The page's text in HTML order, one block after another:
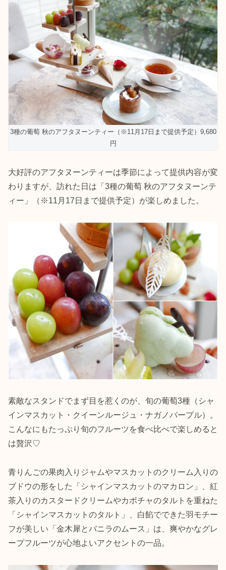
3種の葡萄 秋のアフタヌーンティー（※11月17日まで提供予定）9,680
円
大好評のアフタヌーンティーは季節によって提供内容が変
わりますが、訪れた日は「3種の葡萄 秋のアフタヌーンテ
ィー」（※11月17日まで提供予定）が楽しめました。
素敵なスタンドでまず目を惹くのが、旬の葡萄3種（シャ
インマスカット・クイーンルージュ・ナガノパープル）。
こんなにもたっぷり旬のフルーツを食べ比べで楽しめると
は贅沢♡
青りんごの果肉入りジャムやマスカットのクリーム入りの
ブドウの形をした「シャインマスカットのマカロン」、紅
茶入りのカスタードクリームやカボチャのタルトを重ねた
「シャインマスカットのタルト」、白餡でできた羽モチー
フが美しい「⾦⽊犀とバニラのムース」は、爽やかなグレ
ープフルーツが心地よいアクセントの一品。